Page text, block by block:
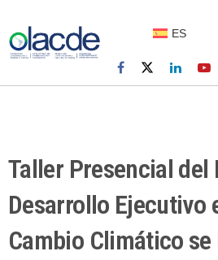
ES
Taller Presencial del
Desarrollo Ejecutivo
Cambio Climático